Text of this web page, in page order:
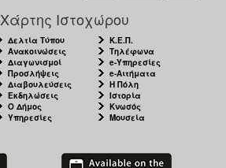
Χάρτης Ιστοχώρου
Δελτία Τύπου
Ανακοινώσεις
Διαγωνισμοί
Προσλήψεις
Διαβουλεύσεις
Εκδηλώσεις
Ο Δήμος
Υπηρεσίες
Κ.Ε.Π.
Τηλέφωνα
e-Υπηρεσίες
e-Αιτήματα
Η Πόλη
Ιστορία
Κνωσός
Μουσεία